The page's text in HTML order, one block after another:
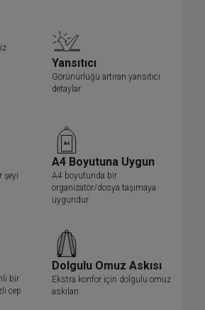
Yansıtıcı
Görünürlüğü artıran yansıtıcı
detaylar
şeyi
A4 Boyutuna Uygun
A4 boyutunda bir
organizatör/dosya taşımaya
uygundur
bir
cep
Dolgulu Omuz Askısı
Ekstra konfor için dolgulu omuz
askıları